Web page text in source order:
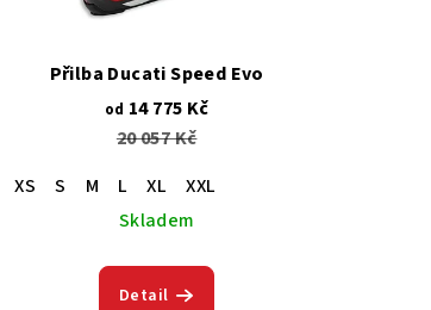
Přilba Ducati Speed Evo
od 14 775 Kč
20 057 Kč
XS
S M L XL
XXL
Skladem
Detail